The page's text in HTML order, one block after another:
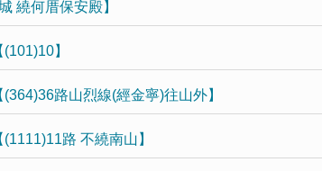
繞何厝保安殿】
】
路山烈線(經金寧)往山外】
路 不繞南山】